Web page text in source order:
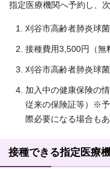
指定医療機関へ予約し、
刈谷市高齢者肺炎球
接種費用3,500円（無
刈谷市高齢者肺炎球
加入中の健康保険の
従来の保険証等）※
際必要になる場合もあ
接種できる指定医療